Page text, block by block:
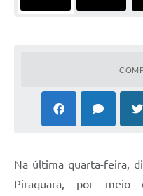
Na última quarta-feira,
Piraquara, por meio